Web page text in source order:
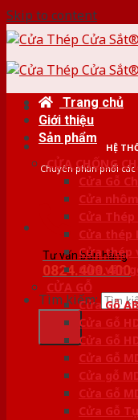
Skip to content
HỆ
Chuyên phân phối
Tư vấn bán hàng
0824.400.400
Tìm kiếm:
Trang chủ
Giới thiệu
Sản phẩm
CỬA CHỐNG
Cửa Gỗ
Cửa
Cửa Thép
Cửa thép
Cửa thép
Cửa vân
CỬA GỖ
Cửa Gỗ
Cửa Gỗ
Cửa Gỗ
Cửa Gỗ
Cửa gỗ
Cửa Gỗ
Cửa Gỗ